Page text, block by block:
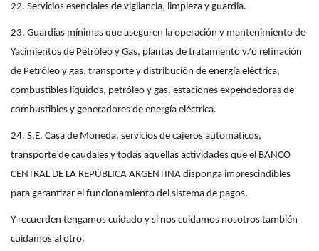
22. Servicios esenciales de vigilancia, limpieza y guardia.
23. Guardias mínimas que aseguren la operación y mantenimiento de
Yacimientos de Petróleo y Gas, plantas de tratamiento y/o refinación
de Petróleo y gas, transporte y distribución de energía eléctrica,
combustibles líquidos, petróleo y gas, estaciones expendedoras de
combustibles y generadores de energía eléctrica.
24. S.E. Casa de Moneda, servicios de cajeros automáticos,
transporte de caudales y todas aquellas actividades que el BANCO
CENTRAL DE LA REPÚBLICA ARGENTINA disponga imprescindibles
para garantizar el funcionamiento del sistema de pagos.
Y recuerden tengamos cuidado y si nos cuidamos nosotros también
cuidamos al otro.